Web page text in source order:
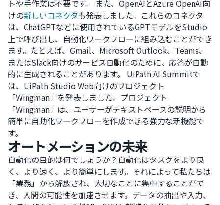
トや手作業は不要です。 また、OpenAIとAzure OpenAI向
けの新しいコネクタも発表しました。これらのコネクタ
は、ChatGPTなどに使用されているGPTモデルをStudio
上で呼び出し、自動化ワークフローに組み込むことができ
ます。たとえば、Gmail、Microsoft Outlook、Teams、
またはSlack向けのサービス自動化のために、応答が自動
的に生成されることがあります。 UiPath AI Summitで
は、UiPath Studio Web向けのプロジェクト
「Wingman」を発表しました。プロジェクト
「Wingman」は、ユーザーがテキストベースの説明から
簡単に自動化ワークフローを作成できる強力な新機能で
す。
オートメーションの未来
自動化の目的は何でしょうか？自動化はタスクをより良
く、より速く、より簡単にします。それによって私たちは
「業務」から解放され、大切なことに集中することがで
き、人間の可能性を加速させます。データの抽出や入力、